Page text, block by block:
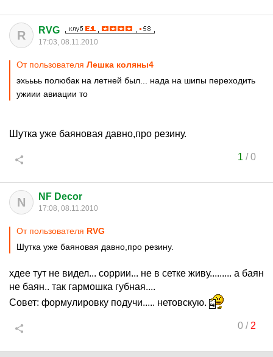
R RVG
17:03, 08.11.2010
От пользователя Лешка коляны4
эхьььь полюбак на летней был... нада на шипы переходить
ужиии авиации то
Шутка уже баяновая давно,про резину.
1 /0
N NF Decor
17:08, 08.11.2010
От пользователя RVG
Шутка уже баяновая давно,про резину.
хдее тут не видел... соррии... не в сетке живу......... а баян
не баян.. так гармошка губная....
Совет: формулировку подучи..... нетовскую.
0/ 2